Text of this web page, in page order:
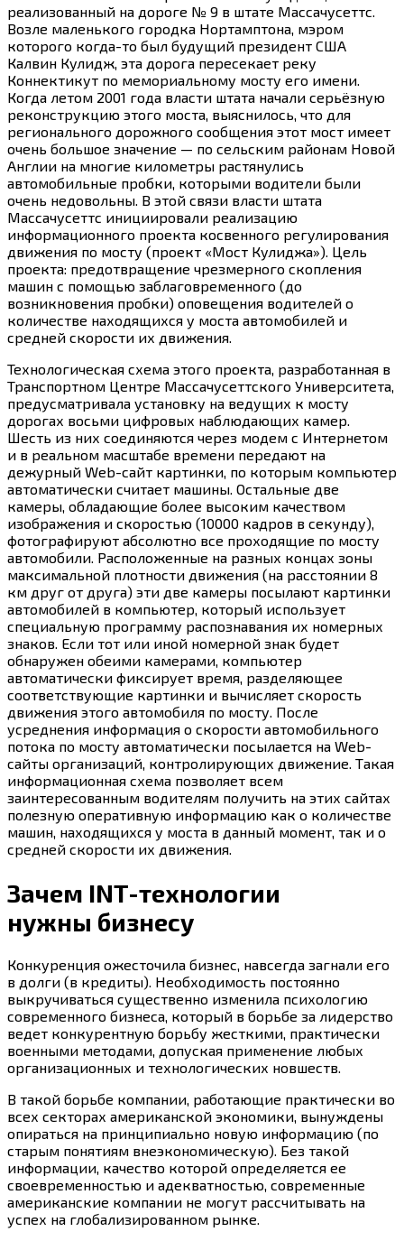
реализованный на дороге № 9 в штате Массачусеттс.
Возле маленького городка Нортамптона, мэром
которого когда-то был будущий президент США
Калвин Кулидж, эта дорога пересекает реку
Коннектикут по мемориальному мосту его имени.
Когда летом 2001 года власти штата начали серьёзную
реконструкцию этого моста, выяснилось, что для
регионального дорожного сообщения этот мост имеет
очень большое значение — по сельским районам Новой
Англии на многие километры растянулись
автомобильные пробки, которыми водители были
очень недовольны. В этой связи власти штата
Массачусеттс инициировали реализацию
информационного проекта косвенного регулирования
движения по мосту (проект «Мост Кулиджа»). Цель
проекта: предотвращение чрезмерного скопления
машин с помощью заблаговременного (до
возникновения пробки) оповещения водителей о
количестве находящихся у моста автомобилей и
средней скорости их движения.
Технологическая схема этого проекта, разработанная в
Транспортном Центре Массачусеттского Университета,
предусматривала установку на ведущих к мосту
дорогах восьми цифровых наблюдающих камер.
Шесть из них соединяются через модем с Интернетом
и в реальном масштабе времени передают на
дежурный Web-сайт картинки, по которым компьютер
автоматически считает машины. Остальные две
камеры, обладающие более высоким качеством
изображения и скоростью (10000 кадров в секунду),
фотографируют абсолютно все проходящие по мосту
автомобили. Расположенные на разных концах зоны
максимальной плотности движения (на расстоянии 8
км друг от друга) эти две камеры посылают картинки
автомобилей в компьютер, который использует
специальную программу распознавания их номерных
знаков. Если тот или иной номерной знак будет
обнаружен обеими камерами, компьютер
автоматически фиксирует время, разделяющее
соответствующие картинки и вычисляет скорость
движения этого автомобиля по мосту. После
усреднения информация о скорости автомобильного
потока по мосту автоматически посылается на Web-
сайты организаций, контролирующих движение. Такая
информационная схема позволяет всем
заинтересованным водителям получить на этих сайтах
полезную оперативную информацию как о количестве
машин, находящихся у моста в данный момент, так и о
средней скорости их движения.
Зачем INT-технологии
нужны бизнесу
Конкуренция ожесточила бизнес, навсегда загнали его
в долги (в кредиты). Необходимость постоянно
выкручиваться существенно изменила психологию
современного бизнеса, который в борьбе за лидерство
ведет конкурентную борьбу жесткими, практически
военными методами, допуская применение любых
организационных и технологических новшеств.
В такой борьбе компании, работающие практически во
всех секторах американской экономики, вынуждены
опираться на принципиально новую информацию (по
старым понятиям внеэкономическую). Без такой
информации, качество которой определяется ее
своевременностью и адекватностью, современные
американские компании не могут рассчитывать на
успех на глобализированном рынке.